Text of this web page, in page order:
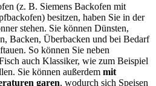
(z. B. Siemens Backofen mit
besitzen, haben Sie in der
stehen. Sie können Dünsten,
Backen, Überbacken und bei Bedarf
So können Sie neben
auch Klassiker, wie zum Beispiel
Sie können außerdem mit
garen, wodurch sich Speisen